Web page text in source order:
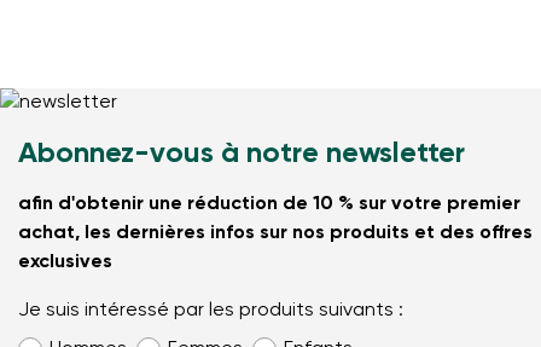
Abonnez-vous à notre newsletter
afin d'obtenir une réduction de 10 % sur votre premier
achat, les dernières infos sur nos produits et des offres
exclusives
Je suis intéressé par les produits suivants :